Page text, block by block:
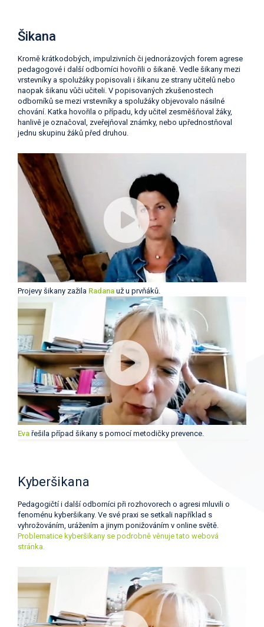
Šikana
Kromě krátkodobých, impulzivních či jednorázových forem agrese
pedagogové i další odborníci hovořili o šikaně. Vedle šikany mezi
vrstevníky a spolužáky popisovali i šikanu ze strany učitelů nebo
naopak šikanu vůči učiteli. V popisovaných zkušenostech
odborníků se mezi vrstevníky a spolužáky objevovalo násilné
chování. Katka hovořila o případu, kdy učitel zesměšňoval žáky,
hanlivě je označoval, zveřejňoval známky, nebo upřednostňoval
jednu skupinu žáků před druhou.
Projevy šikany zažila Radana už u prvňáků.
Eva řešila případ šikany s pomocí metodičky prevence.
Kyberšikana
Pedagogičtí i další odborníci při rozhovorech o agresi mluvili o
fenoménu kyberšikany. Ve své praxi se setkali například s
vyhrožováním, urážením a jinym ponižováním v online světě.
Problematice kyberšikany se podrobně věnuje tato webová
stránka.